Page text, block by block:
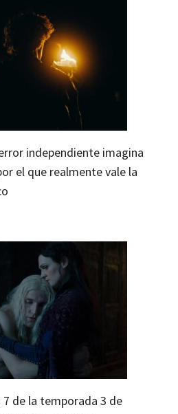
independiente imagina
el que realmente vale la
7 de la temporada 3 de